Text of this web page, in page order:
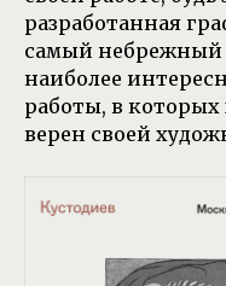
разработанная
самый небрежный
наиболее
работы, в
верен своей